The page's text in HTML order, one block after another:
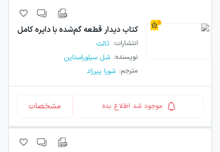
کتاب دیدار قطعه گم‌شده با دایره کامل
انتشارات: ثالث
نویسنده: شل سیلوراستاین
مترجم: شورا پیرزاد
موجود شد اطلاع بده مشخصات